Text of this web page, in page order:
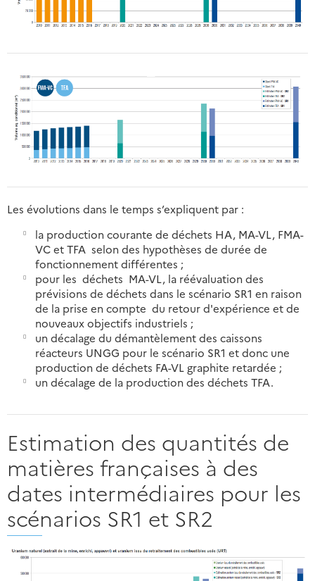
Les évolutions dans le temps s’expliquent par :
la production courante de déchets HA, MA-VL, FMA-
VC et TFA selon des hypothèses de durée de
fonctionnement différentes ;
pour les déchets MA-VL, la réévaluation des
prévisions de déchets dans le scénario SR1 en raison
de la prise en compte du retour d'expérience et de
nouveaux objectifs industriels ;
un décalage du démantèlement des caissons
réacteurs UNGG pour le scénario SR1 et donc une
production de déchets FA-VL graphite retardée ;
un décalage de la production des déchets TFA.
Estimation des quantités de
matières françaises à des
dates intermédiaires pour les
scénarios SR1 et SR2